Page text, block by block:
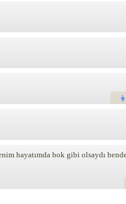
hayatımda bok gibi olsaydı